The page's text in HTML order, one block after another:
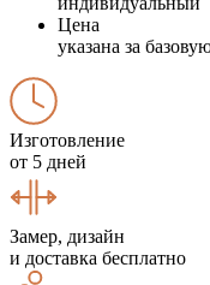
Цена
указана за
Изготовление
от 5 дней
Замер, дизайн
и доставка бесплатно